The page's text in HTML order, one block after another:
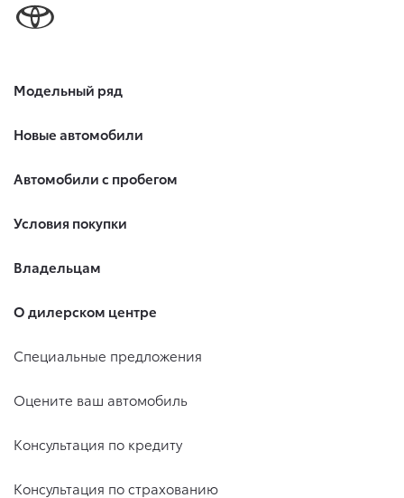
Модельный ряд
Новые автомобили
Автомобили с пробегом
Условия покупки
Владельцам
О дилерском центре
Специальные предложения
Оцените ваш автомобиль
Консультация по кредиту
Консультация по страхованию